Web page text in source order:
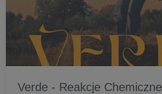
Verde - Reakcje Chemiczne